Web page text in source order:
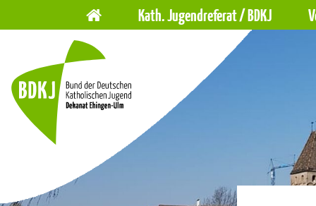
Navigation
überspringen
Kath. Jugendreferat / BDKJ